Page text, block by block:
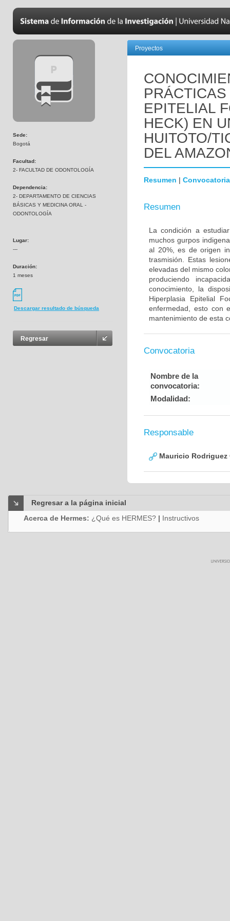
Sede:
Bogotá
Facultad:
2- FACULTAD DE ODONTOLOGÍA
Dependencia:
2- DEPARTAMENTO DE CIENCIAS
BÁSICAS Y MEDICINA ORAL -
ODONTOLOGÍA
Lugar:
---
Duración:
1 meses
Descargar resultado de búsqueda
Regresar
Proyectos
EPITELIAL
HECK) EN
HUITOTO/
DEL
Resumen | Convocatoria
Resumen
La condición a
muchos gurpos
al 20%, es de origen
trasmisión. Estas
elevadas del mismo
produciendo
conocimiento, la
Hiperplasia Epitelial
enfermedad, esto con
mantenimiento de esta
Convocatoria
Nombre de la
convocatoria:
Modalidad:
Responsable
Mauricio Rodriguez
Regresar a la página inicial
Acerca de Hermes: ¿Qué es HERMES? | Instructivos